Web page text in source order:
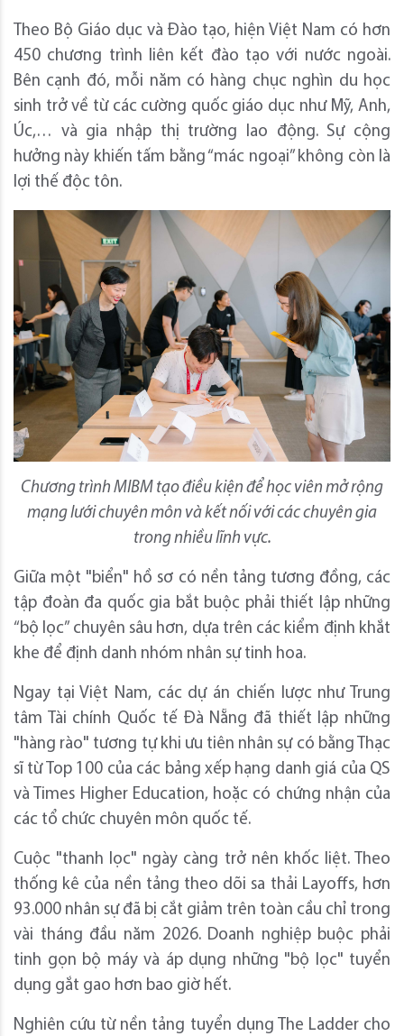
Theo Bộ Giáo dục và Đào tạo, hiện Việt Nam có hơn
450 chương trình liên kết đào tạo với nước ngoài.
Bên cạnh đó, mỗi năm có hàng chục nghìn du học
sinh trở về từ các cường quốc giáo dục như Mỹ, Anh,
Úc,… và gia nhập thị trường lao động. Sự cộng
hưởng này khiến tấm bằng “mác ngoại” không còn là
lợi thế độc tôn.
Chương trình MIBM tạo điều kiện để học viên mở rộng
mạng lưới chuyên môn và kết nối với các chuyên gia
trong nhiều lĩnh vực.
Giữa một "biển" hồ sơ có nền tảng tương đồng, các
tập đoàn đa quốc gia bắt buộc phải thiết lập những
“bộ lọc” chuyên sâu hơn, dựa trên các kiểm định khắt
khe để định danh nhóm nhân sự tinh hoa.
Ngay tại Việt Nam, các dự án chiến lược như Trung
tâm Tài chính Quốc tế Đà Nẵng đã thiết lập những
"hàng rào" tương tự khi ưu tiên nhân sự có bằng Thạc
sĩ từ Top 100 của các bảng xếp hạng danh giá của QS
và Times Higher Education, hoặc có chứng nhận của
các tổ chức chuyên môn quốc tế.
Cuộc "thanh lọc" ngày càng trở nên khốc liệt. Theo
thống kê của nền tảng theo dõi sa thải Layoffs, hơn
93.000 nhân sự đã bị cắt giảm trên toàn cầu chỉ trong
vài tháng đầu năm 2026. Doanh nghiệp buộc phải
tinh gọn bộ máy và áp dụng những "bộ lọc" tuyển
dụng gắt gao hơn bao giờ hết.
Nghiên cứu từ nền tảng tuyển dụng The Ladder cho